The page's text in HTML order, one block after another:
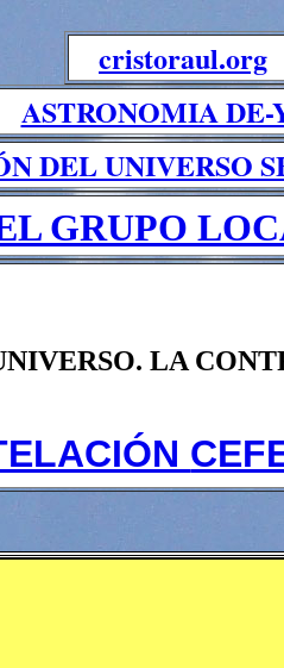
cristoraul.org
ASTRONOMIA DE-
DEL UNIVERSO
GRUPO
LA